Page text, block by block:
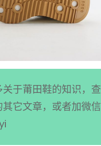
关于莆田鞋的知识，查
它文章，或者加微信